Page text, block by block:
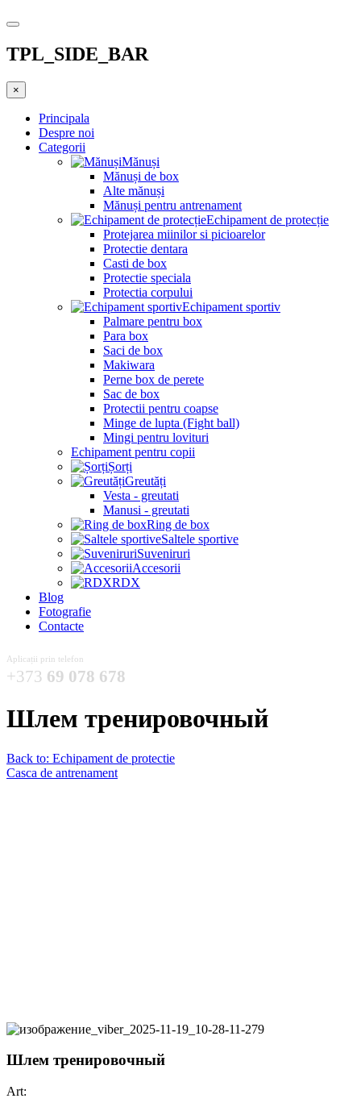
TPL_SIDE_BAR
×
Principala
Despre noi
Categorii
Mănuși
Mănuși de box
Alte mănuși
Mănuși pentru antrenament
Echipament de protecție
Protejarea miinilor si picioarelor
Protectie dentara
Casti de box
Protectie speciala
Protectia corpului
Echipament sportiv
Palmare pentru box
Para box
Saci de box
Makiwara
Perne box de perete
Sac de box
Protectii pentru coapse
Minge de lupta (Fight ball)
Mingi pentru lovituri
Echipament pentru copii
Șorți
Greutăți
Vesta - greutati
Manusi - greutati
Ring de box
Saltele sportive
Suveniruri
Accesorii
RDX
Blog
Fotografie
Contacte
Aplicații prin telefon
+373 69 078 678
Шлем тренировочный
Back to: Echipament de protectie
Casca de antrenament
Шлем тренировочный
Art: